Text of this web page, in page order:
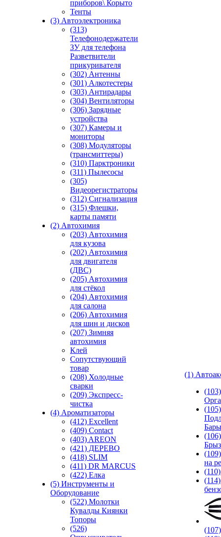
приборов\ Корыто
Тенты
(3) Автоэлектроника
(313)
Телефонодержатели
ЗУ для телефона
Разветвители
прикуривателя
(302) Антенны
(301) Алкотестеры
(303) Антирадары
(304) Вентиляторы
(306) Зарядные
устройства
(307) Камеры и
мониторы
(308) Модуляторы
(трансмиттеры)
(310) Парктроники
(311) Пылесосы
(305)
Видеорегистраторы
(312) Сигнализация
(315) Флешки,
карты памяти
(2) Автохимия
(203) Автохимия
для кузова
(202) Автохимия
для двигателя
(ДВС)
(205) Автохимия
для стёкол
(204) Автохимия
для салона
(206) Автохимия
для шин и дисков
(207) Зимняя
автохимия
Клей
Сопутствующий
товар
(208) Холодные
сварки
(209) Экспреcс-
чистка
(4) Ароматизаторы
(412) Excellent
(409) Contact
(403) AREON
(421) ДЕРЕВО
(418) SLIM
(411) DR MARCUS
(422) Елка
(5) Инструменты и
Оборудование
(522) Молотки
Кувалды Киянки
Топоры
(526)
(1)
(105)
Бары
(106)
на